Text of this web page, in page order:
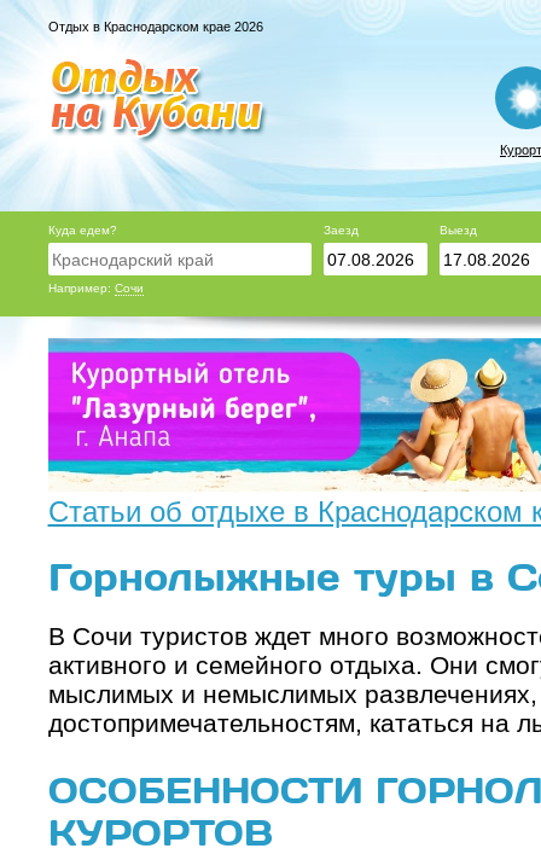
Отдых в Краснодарском крае 2026
Куда едем?
Например: Сочи
Заезд Выезд
Статьи об отдыхе в Краснодарском
Горнолыжные туры в
В Сочи туристов ждет много
активного и семейного отдыха. Они
мыслимых и немыслимых развлечениях,
достопримечательностям, кататься на
ОСОБЕННОСТИ
КУРОРТОВ